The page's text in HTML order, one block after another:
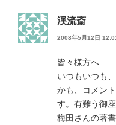
渓流斎
2008年5月12日
皆々様方へ
いつもいつも
かも、コメン
す。有難う御座
梅田さんの著